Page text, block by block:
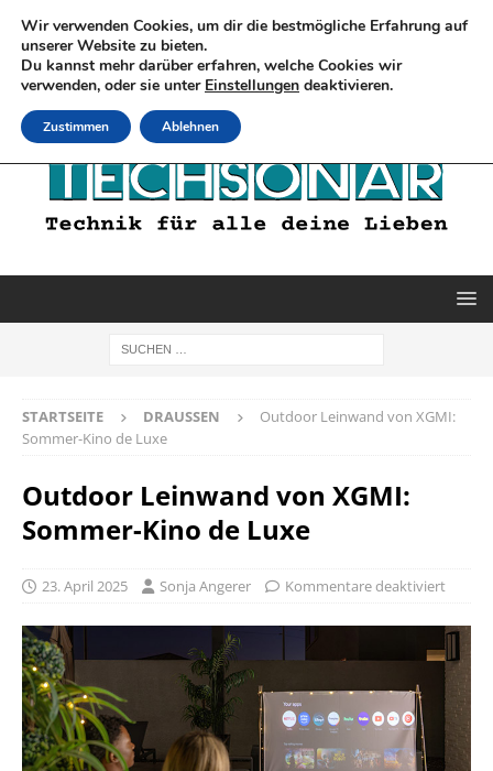
STARTSEITE DRAUSSEN
Outdoor Leinwand von XGMI:
Sommer-Kino de Luxe
Outdoor Leinwand von XGMI:
Sommer-Kino de Luxe
23. April 2025 Sonja Angerer Kommentare deaktiviert
Wir verwenden Cookies, um dir die bestmögliche Erfahrung auf
unserer Website zu bieten.
Du kannst mehr darüber erfahren, welche Cookies wir
verwenden, oder sie unter Einstellungen deaktivieren.
Zustimmen Ablehnen